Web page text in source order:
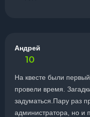
Андрей
10
На квесте были
провели время.
задуматься.Пару раз
администратора, но и